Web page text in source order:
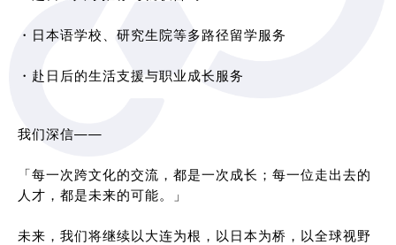
・日本语学校、研究生院等多路径留学服务
・赴日后的生活支援与职业成长服务
我们深信——
「每一次跨文化的交流，都是一次成长；每一位走出去的
人才，都是未来的可能。」
未来，我们将继续以大连为根，以日本为桥，以全球视野